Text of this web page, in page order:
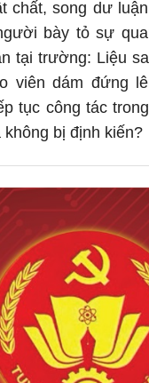
chất, song dư
bày tỏ sự
tại trường: Liệu
viên dám đứng
tục công tác
không bị định kiến?